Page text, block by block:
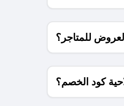
للمتاجر؟
كود الخصم؟